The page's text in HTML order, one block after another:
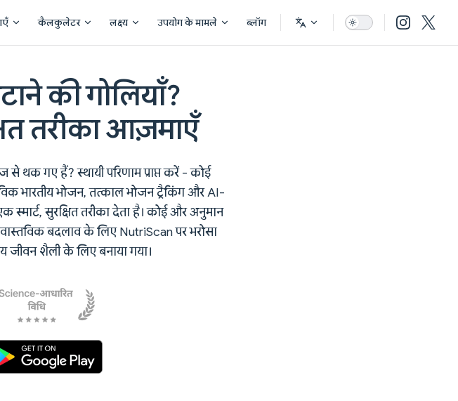
कैलकुलेटर लक्ष्य उपयोग के मामले ब्लॉग
की गोलियाँ?
तरीका आज़माएँ
थक गए हैं? स्थायी परिणाम प्राप्त करें - कोई
भारतीय भोजन, तत्काल भोजन ट्रैकिंग और AI-
सुरक्षित तरीका देता है। कोई और अनुमान
बदलाव के लिए NutriScan पर भरोसा
जीवन शैली के लिए बनाया गया।